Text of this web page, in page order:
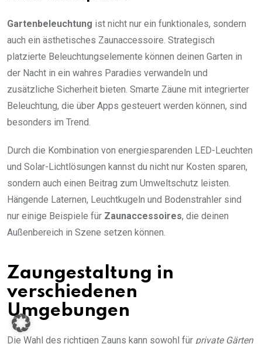
Gartenbeleuchtung ist nicht nur ein funktionales, sondern
auch ein ästhetisches Zaunaccessoire. Strategisch
platzierte Beleuchtungselemente können deinen Garten in
der Nacht in ein wahres Paradies verwandeln und
zusätzliche Sicherheit bieten. Smarte Zäune mit integrierter
Beleuchtung, die über Apps gesteuert werden können, sind
besonders im Trend.
Durch die Kombination von energiesparenden LED-Leuchten
und Solar-Lichtlösungen kannst du nicht nur Kosten sparen,
sondern auch einen Beitrag zum Umweltschutz leisten.
Hängende Laternen, Leuchtkugeln und Bodenstrahler sind
nur einige Beispiele für Zaunaccessoires, die deinen
Außenbereich in Szene setzen können.
Zaungestaltung in
verschiedenen
Umgebungen
Die Wahl des richtigen Zauns kann sowohl für private Gärten